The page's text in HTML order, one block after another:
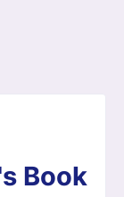
Book